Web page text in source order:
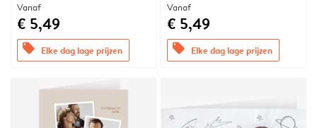
Vanaf
€ 5,49
offers Elke dag lage prijzen
Vanaf
€ 5,49
offers Elke dag lage prijzen